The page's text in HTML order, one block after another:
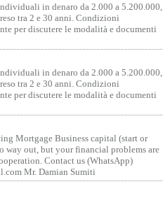
in denaro da 2.000 a 5.200.000,
tra 2 e 30 anni. Condizioni
per discutere le modalità e documenti
in denaro da 2.000 a 5.200.000,
tra 2 e 30 anni. Condizioni
per discutere le modalità e documenti
Mortgage Business capital (start or
way out, but your financial problems are
Contact us (WhatsApp)
Mr. Damian Sumiti